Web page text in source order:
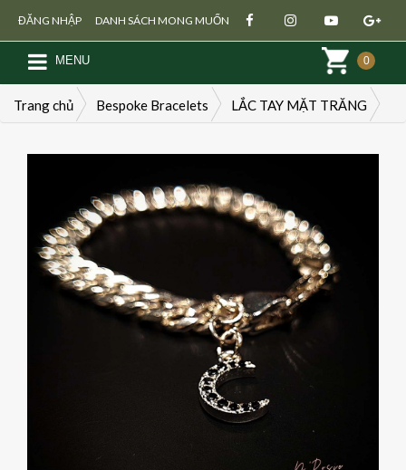
DANH SÁCH MONG MUỐN
ĐĂNG NHẬP
Đăng nhập Đăng ký
MENU 0
Trang chủ Bespoke Bracelets LẮC TAY MẶT TRĂNG